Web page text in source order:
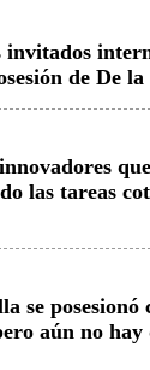
invitados
de De
las tareas
se posesionó
aún no